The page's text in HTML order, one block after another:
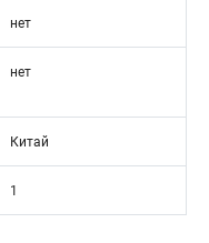
нет
нет
Китай
1